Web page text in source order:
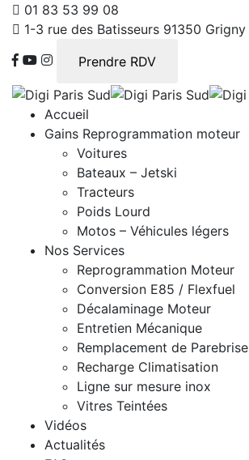
01 83 53 99 08
1-3 rue des Batisseurs 91350 Grigny
Prendre RDV
Accueil
Gains Reprogrammation moteur
Voitures
Bateaux – Jetski
Tracteurs
Poids Lourd
Motos – Véhicules légers
Nos Services
Reprogrammation Moteur
Conversion E85 / Flexfuel
Décalaminage Moteur
Entretien Mécanique
Remplacement de Parebrise
Recharge Climatisation
Ligne sur mesure inox
Vitres Teintées
Vidéos
Actualités